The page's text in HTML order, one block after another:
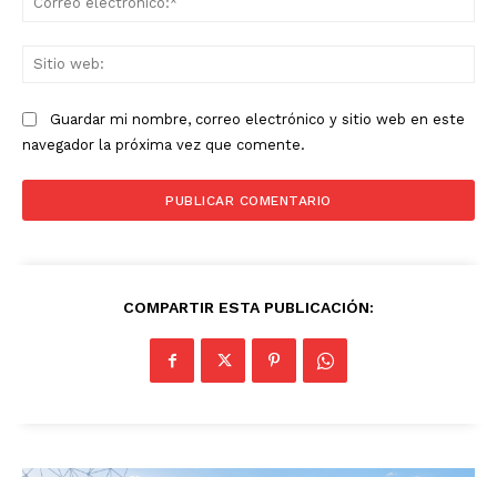
Guardar mi nombre, correo electrónico y sitio web en este
navegador la próxima vez que comente.
COMPARTIR ESTA PUBLICACIÓN: